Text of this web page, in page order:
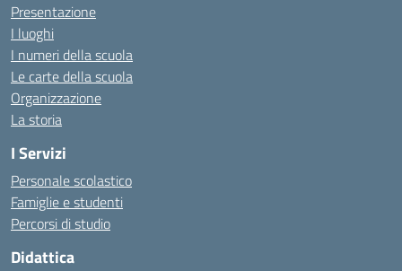
Presentazione
I luoghi
I numeri della scuola
Le carte della scuola
Organizzazione
La storia
I Servizi
Personale scolastico
Famiglie e studenti
Percorsi di studio
Didattica